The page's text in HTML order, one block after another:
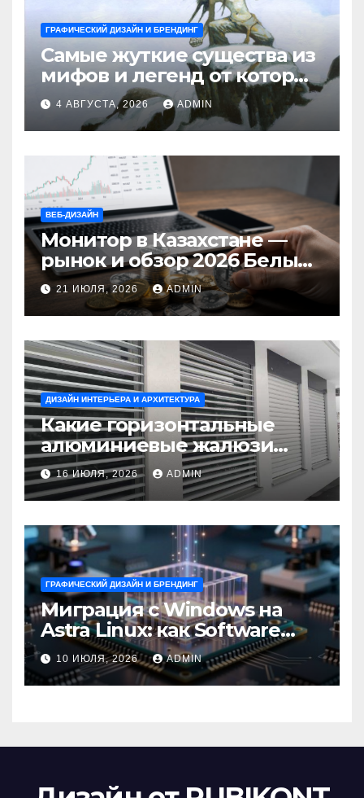
ГРАФИЧЕСКИЙ ДИЗАЙН И БРЕНДИНГ
Самые жуткие существа из
мифов и легенд от которых
стынет кровь
4 АВГУСТА, 2026 ADMIN
ВЕБ-ДИЗАЙН
Монитор в Казахстане —
рынок и обзор 2026 Белый
Ветер Shop.kz
21 ИЮЛЯ, 2026 ADMIN
ДИЗАЙН ИНТЕРЬЕРА И АРХИТЕКТУРА
Какие горизонтальные
алюминиевые жалюзи
выбрать для окон?
16 ИЮЛЯ, 2026 ADMIN
ГРАФИЧЕСКИЙ ДИЗАЙН И БРЕНДИНГ
Миграция с Windows на
Astra Linux: как Software
Group успешно перешла на
отечественную ОС
10 ИЮЛЯ, 2026 ADMIN